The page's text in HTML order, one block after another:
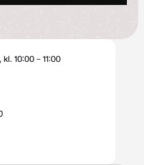
10:00 – 11:00